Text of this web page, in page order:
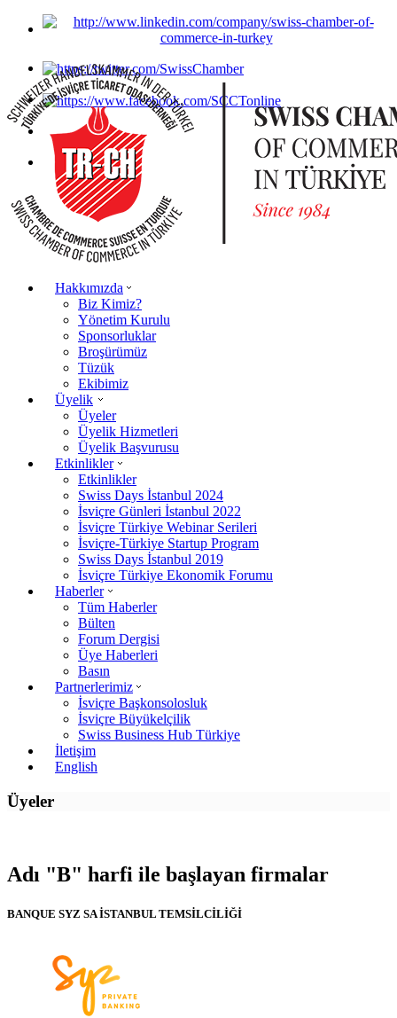
Hakkımızda
Biz Kimiz?
Yönetim Kurulu
Sponsorluklar
Broşürümüz
Tüzük
Ekibimiz
Üyelik
Üyeler
Üyelik Hizmetleri
Üyelik Başvurusu
Etkinlikler
Etkinlikler
Swiss Days İstanbul 2024
İsviçre Günleri İstanbul 2022
İsviçre Türkiye Webinar Serileri
İsviçre-Türkiye Startup Program
Swiss Days İstanbul 2019
İsviçre Türkiye Ekonomik Forumu
Haberler
Tüm Haberler
Bülten
Forum Dergisi
Üye Haberleri
Basın
Partnerlerimiz
İsviçre Başkonsolosluk
İsviçre Büyükelçilik
Swiss Business Hub Türkiye
İletişim
English
Üyeler
Adı "B" harfi ile başlayan firmalar
BANQUE SYZ SA İSTANBUL TEMSİLCİLİĞİ